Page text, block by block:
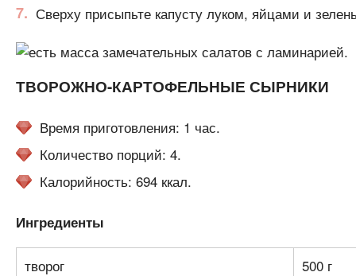
Сверху присыпьте капусту луком, яйцами и
ТВОРОЖНО-КАРТОФЕЛЬНЫЕ СЫРНИКИ
Время приготовления: 1 час.
Количество порций: 4.
Калорийность: 694 ккал.
Ингредиенты
творог
500 г